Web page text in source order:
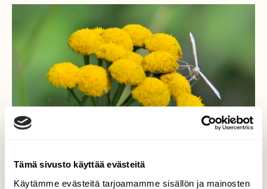
Tämä sivusto käyttää evästeitä
Käytämme evästeitä tarjoamamme sisällön ja mainosten